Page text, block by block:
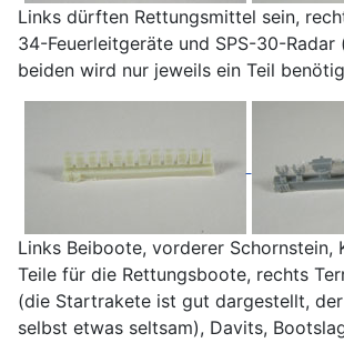
Links dürften Rettungsmittel sein,
34-Feuerleitgeräte und SPS-30-
beiden wird nur jeweils ein Teil
Links Beiboote, vorderer Schornstein,
Teile für die Rettungsboote, rechts
(die Startrakete ist gut dargestellt,
selbst etwas seltsam), Davits,